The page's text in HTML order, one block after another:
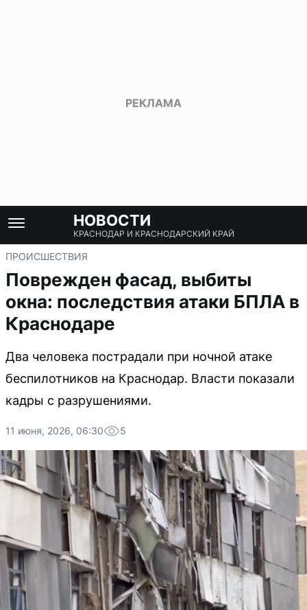
НОВОСТИ
КРАСНОДАР И КРАСНОДАРСКИЙ КРАЙ
ПРОИСШЕСТВИЯ
Поврежден фасад, выбиты
окна: последствия атаки БПЛА в
Краснодаре
Два человека пострадали при ночной атаке
беспилотников на Краснодар. Власти показали
кадры с разрушениями.
11 июня, 2026, 06:30 5